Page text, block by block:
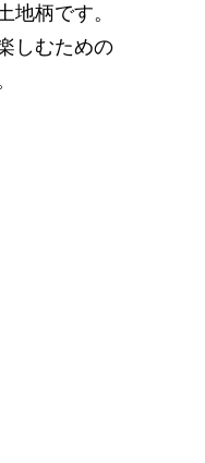
柄です。
しむための